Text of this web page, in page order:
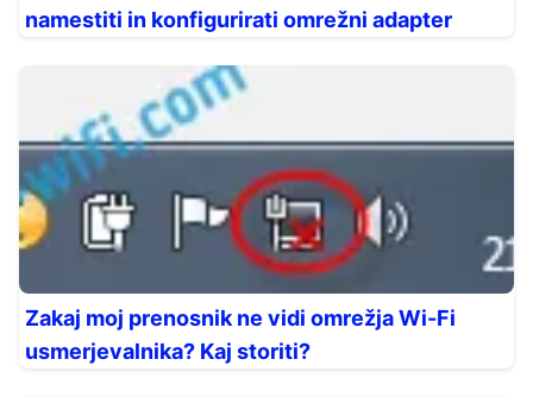
namestiti in konfigurirati omrežni adapter
Zakaj moj prenosnik ne vidi omrežja Wi-Fi
usmerjevalnika? Kaj storiti?